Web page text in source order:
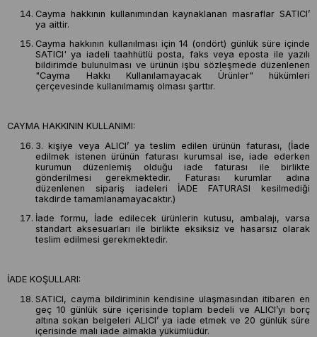
Cayma hakkının kullanımından kaynaklanan masraflar SATICI’
ya aittir.
Cayma hakkının kullanılması için 14 (ondört) günlük süre içinde
SATICI' ya iadeli taahhütlü posta, faks veya eposta ile yazılı
bildirimde bulunulması ve ürünün işbu sözleşmede düzenlenen
"Cayma Hakkı Kullanılamayacak Ürünler" hükümleri
çerçevesinde kullanılmamış olması şarttır.
CAYMA HAKKININ KULLANIMI:
3. kişiye veya ALICI’ ya teslim edilen ürünün faturası, (İade
edilmek istenen ürünün faturası kurumsal ise, iade ederken
kurumun düzenlemiş olduğu iade faturası ile birlikte
gönderilmesi gerekmektedir. Faturası kurumlar adına
düzenlenen sipariş iadeleri İADE FATURASI kesilmediği
takdirde tamamlanamayacaktır.)
İade formu, İade edilecek ürünlerin kutusu, ambalajı, varsa
standart aksesuarları ile birlikte eksiksiz ve hasarsız olarak
teslim edilmesi gerekmektedir.
İADE KOŞULLARI:
SATICI, cayma bildiriminin kendisine ulaşmasından itibaren en
geç 10 günlük süre içerisinde toplam bedeli ve ALICI’yı borç
altına sokan belgeleri ALICI’ ya iade etmek ve 20 günlük süre
içerisinde malı iade almakla yükümlüdür.